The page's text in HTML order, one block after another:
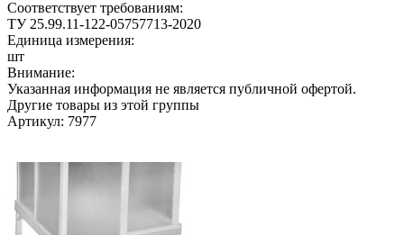
Соответствует требованиям:
ТУ 25.99.11-122-05757713-2020
Единица измерения:
шт
Внимание:
Указанная информация не является публичной офертой.
Другие товары из этой группы
Артикул: 7977